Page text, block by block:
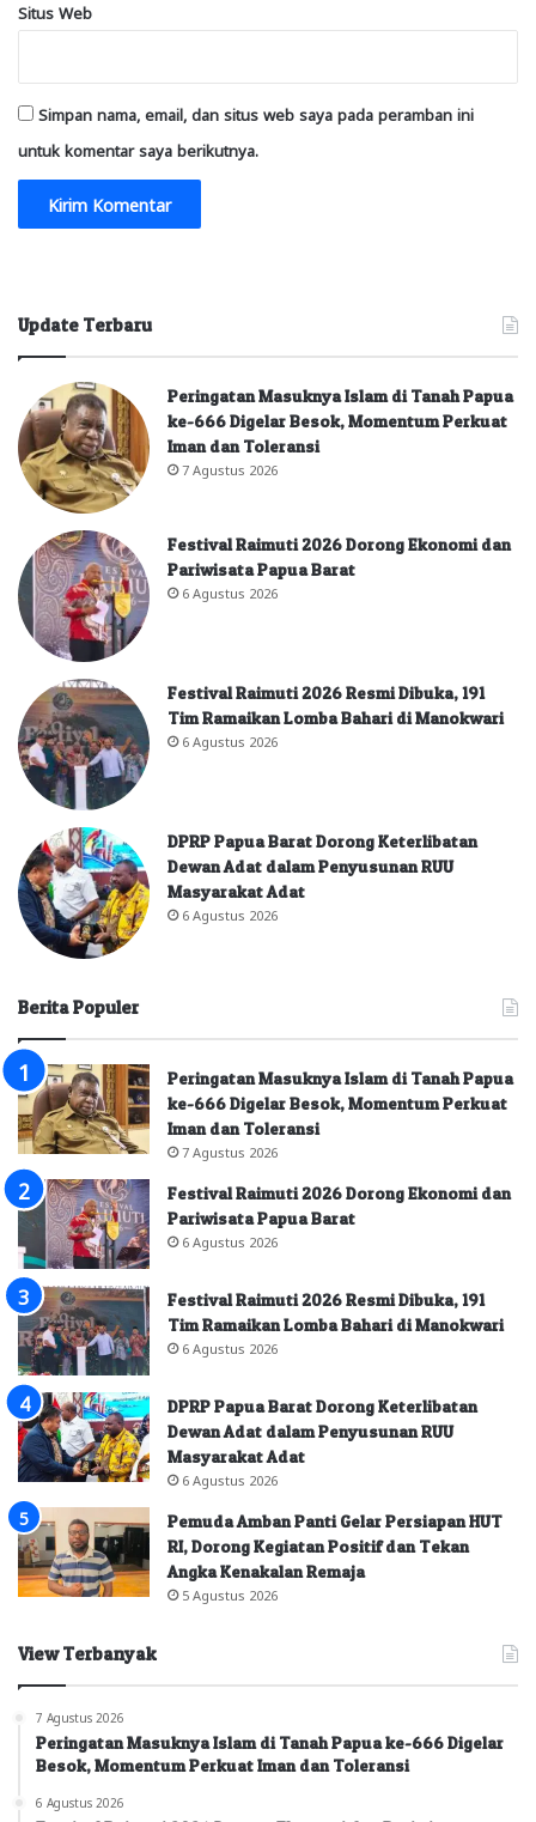
Situs Web
Simpan nama, email, dan situs web saya pada peramban ini
untuk komentar saya berikutnya.
Update Terbaru
Peringatan Masuknya Islam di Tanah Papua
ke-666 Digelar Besok, Momentum Perkuat
Iman dan Toleransi
7 Agustus 2026
Festival Raimuti 2026 Dorong Ekonomi dan
Pariwisata Papua Barat
6 Agustus 2026
Festival Raimuti 2026 Resmi Dibuka, 191
Tim Ramaikan Lomba Bahari di Manokwari
6 Agustus 2026
DPRP Papua Barat Dorong Keterlibatan
Dewan Adat dalam Penyusunan RUU
Masyarakat Adat
6 Agustus 2026
Berita Populer
Peringatan Masuknya Islam di Tanah Papua
ke-666 Digelar Besok, Momentum Perkuat
Iman dan Toleransi
7 Agustus 2026
Festival Raimuti 2026 Dorong Ekonomi dan
Pariwisata Papua Barat
6 Agustus 2026
Festival Raimuti 2026 Resmi Dibuka, 191
Tim Ramaikan Lomba Bahari di Manokwari
6 Agustus 2026
DPRP Papua Barat Dorong Keterlibatan
Dewan Adat dalam Penyusunan RUU
Masyarakat Adat
6 Agustus 2026
Pemuda Amban Panti Gelar Persiapan HUT
RI, Dorong Kegiatan Positif dan Tekan
Angka Kenakalan Remaja
5 Agustus 2026
View Terbanyak
7 Agustus 2026
Peringatan Masuknya Islam di Tanah Papua ke-666 Digelar
Besok, Momentum Perkuat Iman dan Toleransi
6 Agustus 2026